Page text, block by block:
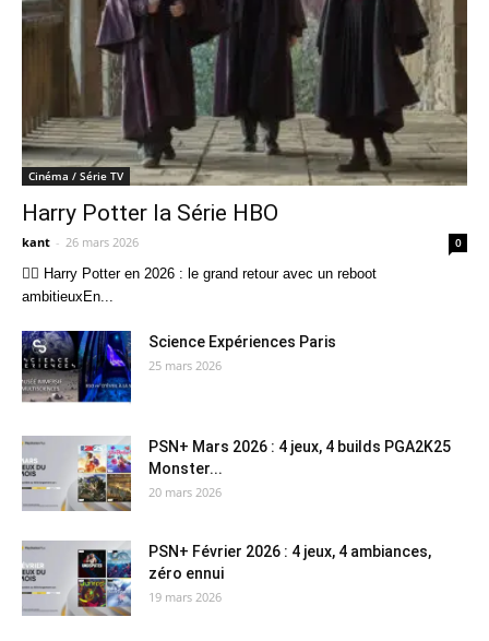
Cinéma / Série TV
Harry Potter la Série HBO
kant - 26 mars 2026 0
🧙‍♂️ Harry Potter en 2026 : le grand retour avec un reboot
ambitieuxEn...
Science Expériences Paris
25 mars 2026
PSN+ Mars 2026 : 4 jeux, 4 builds PGA2K25
Monster...
20 mars 2026
PSN+ Février 2026 : 4 jeux, 4 ambiances,
zéro ennui
19 mars 2026